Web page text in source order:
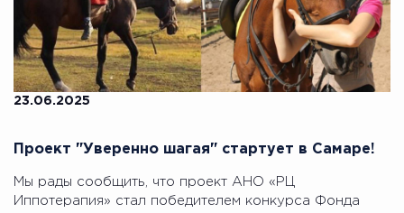
23.06.2025
Проект "Уверенно шагая" стартует в Самаре!
Мы рады сообщить, что проект АНО «РЦ
Иппотерапия» стал победителем конкурса Фонда